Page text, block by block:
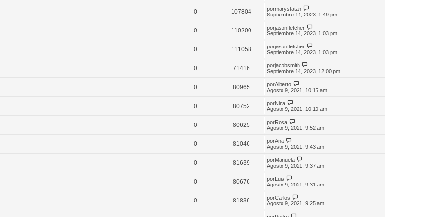
0 107804 pormarystatan
Septiembre 14, 2023, 1:49 pm
0 110200 porjasonfletcher
Septiembre 14, 2023, 1:03 pm
0 111058 porjasonfletcher
Septiembre 14, 2023, 1:03 pm
0 71416 porjacobsmith
Septiembre 14, 2023, 12:00 pm
0 80965 porAlberto
Agosto 9, 2021, 10:15 am
0 80752 porNina
Agosto 9, 2021, 10:10 am
0 80625 porRosa
Agosto 9, 2021, 9:52 am
0 81046 porAna
Agosto 9, 2021, 9:43 am
0 81639 porManuela
Agosto 9, 2021, 9:37 am
0 80676 porLuis
Agosto 9, 2021, 9:31 am
0 81836 porCarlos
Agosto 9, 2021, 9:25 am